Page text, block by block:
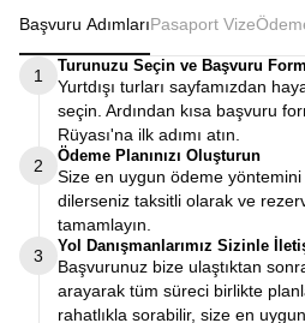
Başvuru AdımlarıPasaport Vize
1
Turunuzu Seçin ve Başvuru
Yurtdışı turları sayfamızdan
seçin. Ardından kısa başvuru
Rüyası'na ilk adımı atın.
2
Ödeme Planınızı Oluşturun
Size en uygun ödeme yöntemini
dilerseniz taksitli olarak ve
tamamlayın.
3
Yol Danışmanlarımız Sizinle
Başvurunuz bize ulaştıktan
arayarak tüm süreci birlikte
rahatlıkla sorabilir, size en